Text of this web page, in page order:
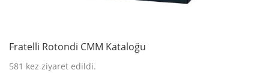
Fratelli Rotondi CMM Kataloğu
581 kez ziyaret edildi.